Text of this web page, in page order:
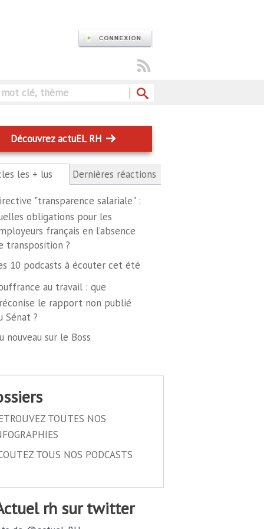
Rechercher
Découvrez actuEL RH
les + lus (onglet
actif)
Dernières réactions
"transparence salariale" :
obligations pour les
français en l’absence
transposition ?
10 podcasts à écouter cet été
au travail : que
le rapport non publié
Sénat ?
nouveau sur le Boss
TOUTES NOS
TOUS NOS PODCASTS
@actuel rh sur twitter